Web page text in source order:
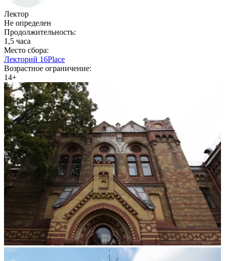
Лектор
Не определен
Продолжительность:
1,5 часа
Место сбора:
Лекторий 16Place
Возрастное ограничение:
14+